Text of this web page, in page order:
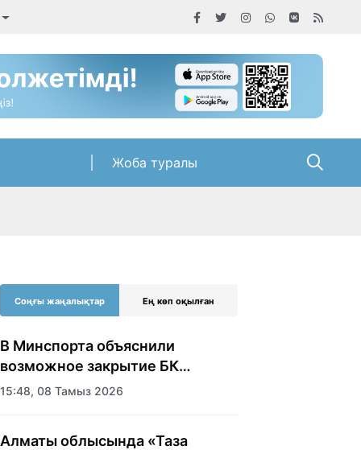
Жоба туралы
Соңғы жаңалықтар Ең көп оқылған
В Минспорта объяснили
возможное закрытие БК
«Астана»
15:48, 08 Тамыз 2026
Алматы облысында «Таза